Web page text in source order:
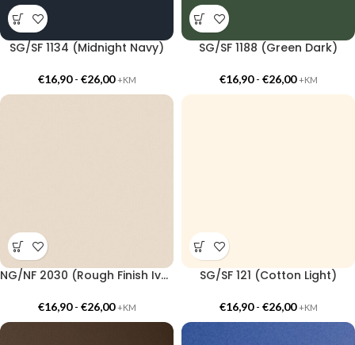
SG/SF 1134 (Midnight Navy)
€16,90- €26,00 +KM
SG/SF 1188 (Green Dark)
€16,90- €26,00 +KM
NG/NF 2030 (Rough Finish Ivory)
€16,90- €26,00 +KM
SG/SF 121 (Cotton Light)
€16,90- €26,00 +KM